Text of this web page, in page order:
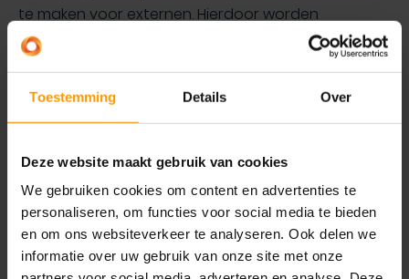
Toestemming Details Over
Deze website maakt gebruik van cookies
We gebruiken cookies om content en advertenties te
personaliseren, om functies voor social media te bieden
en om ons websiteverkeer te analyseren. Ook delen we
informatie over uw gebruik van onze site met onze
te maken voor externen. Hierdoor worden
bepaalde processen vereenvoudigd voor jouw
klanten. Denk hierbij aan leveranciers of klanten die
informatie willen opvragen over een order of een
case willen aanmaken of inzien. Door gebruik te
welke data toegankelijk wordt gemaakt. Waarbij
voorheen eerst contact gezocht moest worden
met jouw bedrijf, kan de klant nu alles zelf regelen.